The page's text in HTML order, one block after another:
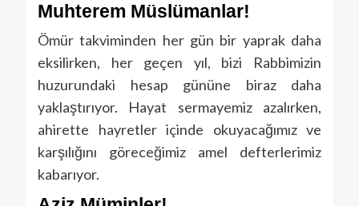
Muhterem Müslümanlar!
Ömür takviminden her gün bir yaprak daha
eksilirken, her geçen yıl, bizi Rabbimizin
huzurundaki hesap gününe biraz daha
yaklaştırıyor. Hayat sermayemiz azalırken,
ahirette hayretler içinde okuyacağımız ve
karşılığını göreceğimiz amel defterlerimiz
kabarıyor.